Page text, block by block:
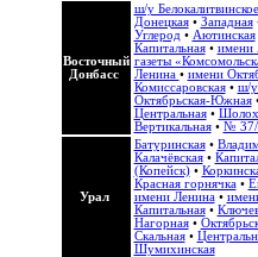
Восточный
Донбасс
ш/у Белокалитвинское
Донецкая• Западная
Углерод • Аютинская
Капитальная• имени
газеты
Ленина • имени
Комиссаровская• ш/у
Октябрьская-Южная
Центральная•
Вертикальная• № 37/
Урал
Батуринская•
Калачёвская•
(Копейск)•
Красная горнячка•
имени Ленина•
Капитальная•
Нагорная•
Скальная•
Шумихинская